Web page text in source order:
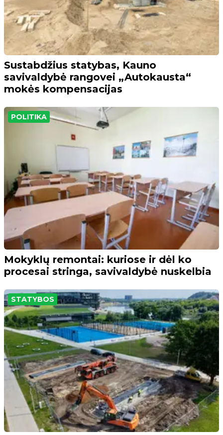
Sustabdžius statybas, Kauno
savivaldybė rangovei „Autokausta“
mokės kompensacijas
POLITIKA
Mokyklų remontai: kuriose ir dėl ko
procesai stringa, savivaldybė nuskelbia
STATYBOS